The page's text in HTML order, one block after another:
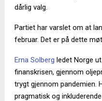
dårlig valg.
Partiet har varslet om at
februar. Det er på dette
Erna Solberg ledet Norge
finanskrisen, gjennom
trygt gjennom pandemien.
pragmatisk og